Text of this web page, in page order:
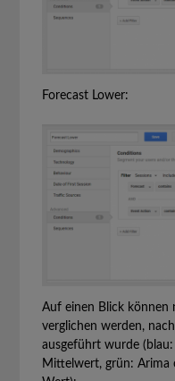
Forecast Lower:
Auf einen Blick
verglichen werden,
ausgeführt wurde (blau:
Mittelwert, grün: Arima